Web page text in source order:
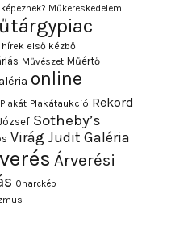
Műkereskedelem
első kézből
Művészet Műértő
online
Plakát Plakátaukció Rekord
Sotheby’s
Virág Judit Galéria
Árverési
Önarckép